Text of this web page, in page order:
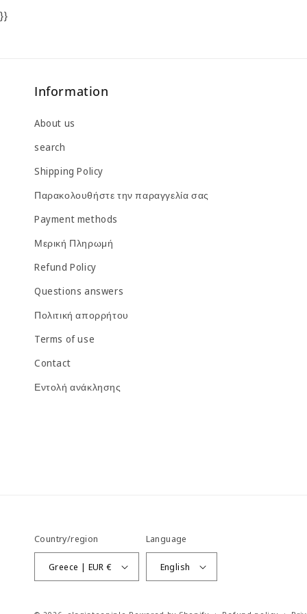
}}
Information
About us
search
Shipping Policy
Παρακολουθήστε την παραγγελία σας
Payment methods
Μερική Πληρωμή
Refund Policy
Questions answers
Πολιτική απορρήτου
Terms of use
Contact
Εντολή ανάκλησης
Country/region
Greece | EUR €
Language
English